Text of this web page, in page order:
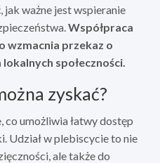
jak ważne jest wspieranie
Współpraca
wzmacnia przekaz o
społeczności.
zyskać?
co umożliwia łatwy dostęp
Udział w plebiscycie to nie
ale także do